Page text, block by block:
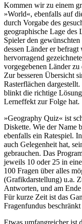
Kommen wir zu einem
»World«, ebenfalls auf
durch Vorgabe des
geographische Lage
Spieler den
dessen Länder er
hervorragend
vorgegebenen Länder
Zur besseren Übersicht
Rasterflächen
blinkt die richtige
Lerneffekt zur Folge hat.
»Geography Quiz« ist
Diskette. Wie der Name
ebenfalls ein Ratespiel.
auch Gelegenheit hat,
gebrauchen. Das
jeweils 10 oder 25 in
100 Fragen über alles
(Grafikdarstellung) u.a.
Antworten, und am
Für kurze Zeit ist das
Fragenfundus
Etwas umfangreicher ist